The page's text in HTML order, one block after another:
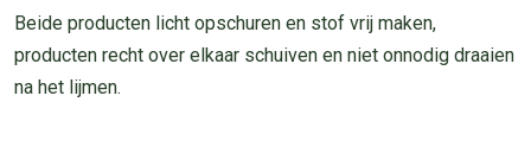
Beide producten licht opschuren en stof vrij maken,
producten recht over elkaar schuiven en niet onnodig draaien
na het lijmen.